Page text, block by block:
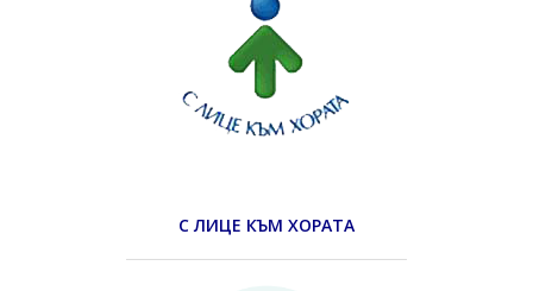
С ЛИЦЕ КЪМ ХОРАТА